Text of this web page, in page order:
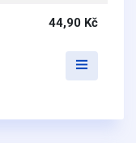
44,90 Kč